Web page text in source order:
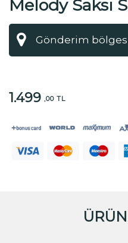
Melody Saksı
1.499 ,00 TL